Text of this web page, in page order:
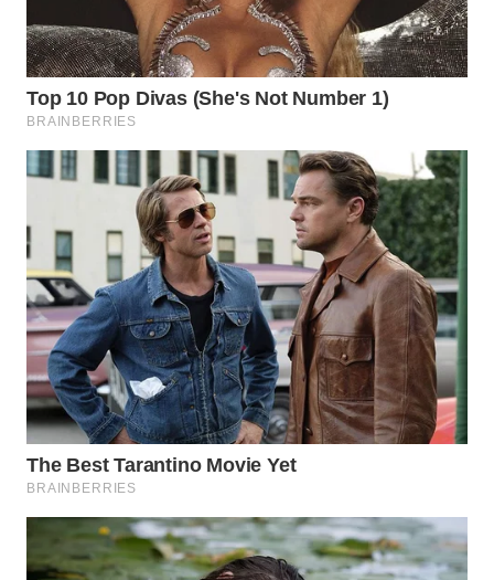
SAMOSIR
WN
PADANG
SUMEDANG
WN
CIANJUR
WN
KEPULAUAN
SERIBU
WN
TANGERANG
WN
BINJAI